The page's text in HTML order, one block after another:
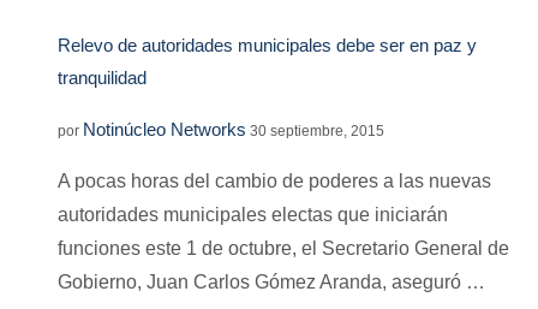
Relevo de autoridades municipales debe ser en paz y
tranquilidad
por Notinúcleo Networks 30 septiembre, 2015
A pocas horas del cambio de poderes a las nuevas
autoridades municipales electas que iniciarán
funciones este 1 de octubre, el Secretario General de
Gobierno, Juan Carlos Gómez Aranda, aseguró …